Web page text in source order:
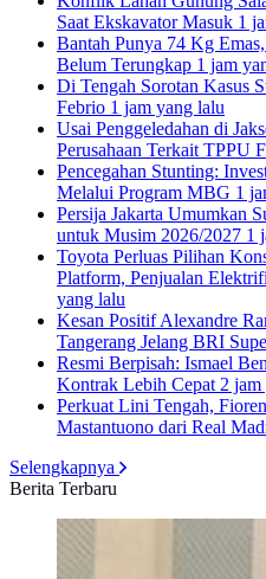
Saat Ekskavator Masuk 1
Bantah Punya 74 Kg
Belum Terungkap 1 jam
Di Tengah Sorotan Kasus
Febrio 1 jam yang lalu
Usai Penggeledahan di
Perusahaan Terkait TPPU
Pencegahan Stunting:
Melalui Program MBG 1
Persija Jakarta Umumkan
untuk Musim 2026/2027 1
Toyota Perluas Pilihan
Platform, Penjualan
yang lalu
Kesan Positif Alexandre
Tangerang Jelang BRI
Resmi Berpisah: Ismael
Kontrak Lebih Cepat 2 jam
Perkuat Lini Tengah,
Mastantuono dari Real
Selengkapnya
Berita Terbaru